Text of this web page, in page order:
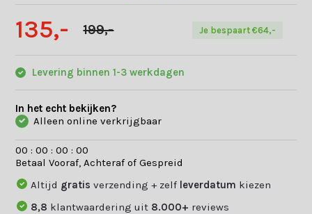
135,- 199,- Je bespaart €64,-
Levering binnen 1-3 werkdagen
In het echt bekijken?
Alleen online verkrijgbaar
00 :00 :00 :00
Betaal Vooraf, Achteraf of Gespreid
Altijd gratisverzending + zelf leverdatum kiezen
8,8 klantwaardering uit 8.000+ reviews